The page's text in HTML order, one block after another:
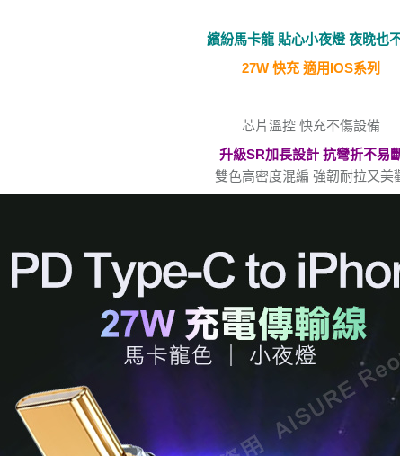
繽紛馬卡龍 貼心小夜燈 夜晚也
27W 快充 適用IOS系列
芯片溫控 快充不傷設備
升級SR加長設計 抗彎折不易
雙色高密度混編 強韌耐拉又美